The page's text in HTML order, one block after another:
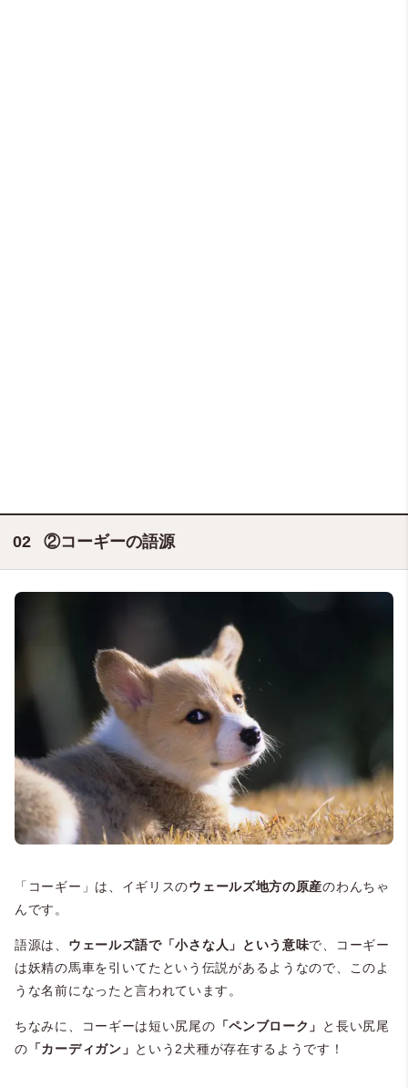
②コーギーの語源
「コーギー」は、イギリスのウェールズ地方の原産のわんちゃ
んです。
語源は、 ウェールズ語で「小さな人」という意味で、コーギー
は妖精の馬車を引いてたという伝説があるようなので、このよ
うな名前になったと言われています。
ちなみに、コーギーは短い尻尾の 「ペンブローク」
と長い尻尾
の 「カーディガン」 という2犬種が存在するようです！